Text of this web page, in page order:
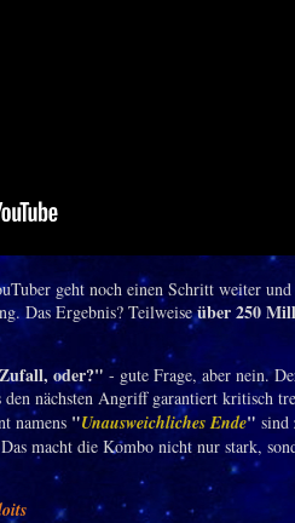
geht noch einen Schritt weiter und
Das Ergebnis? Teilweiseüber 250
oder?" - gute Frage, aber nein.
den nächsten Angriff garantiert kritisch
namens "Unausweichliches Ende" sind
macht die Kombo nicht nur stark,